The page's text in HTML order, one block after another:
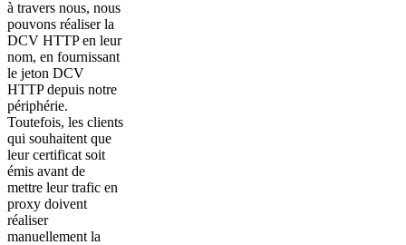
à travers nous, nous
pouvons réaliser la
DCV HTTP en leur
nom, en fournissant
le jeton DCV
HTTP depuis notre
périphérie.
Toutefois, les clients
qui souhaitent que
leur certificat soit
émis avant de
mettre leur trafic en
proxy doivent
réaliser
manuellement la